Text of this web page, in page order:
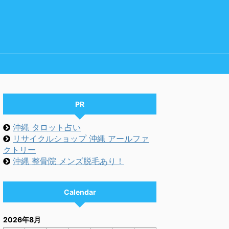
PR
沖縄 タロット占い
リサイクルショップ 沖縄 アールファ
クトリー
沖縄 整骨院 メンズ脱毛あり！
Calendar
2026年8月